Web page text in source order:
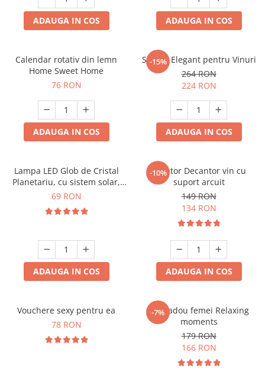
ADAUGA IN COS ADAUGA IN COS
Calendar rotativ din lemn
Home Sweet Home
76 RON
ADAUGA IN COS
-15%
Suport Elegant pentru Vinuri
264 RON
224 RON
ADAUGA IN COS
Lampa LED Glob de Cristal
Planetariu, cu sistem solar,
cadou captivant
69 RON
ADAUGA IN COS
-10%
Aerator Decantor vin cu
suport arcuit
149 RON
134 RON
ADAUGA IN COS
Vouchere sexy pentru ea
78 RON
-7%
Set cadou femei Relaxing
moments
179 RON
166 RON